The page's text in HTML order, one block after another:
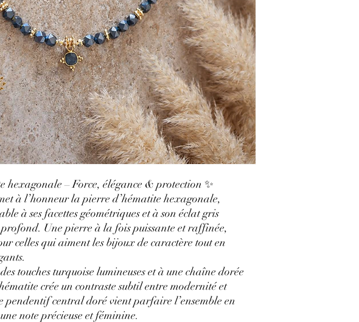
hexagonale – Force, élégance & protection ✨
à l’honneur la pierre d’hématite hexagonale,
à ses facettes géométriques et à son éclat gris
Une pierre à la fois puissante et raffinée,
celles qui aiment les bijoux de caractère tout en
touches turquoise lumineuses et à une chaîne dorée
crée un contraste subtil entre modernité et
pendentif central doré vient parfaire l’ensemble en
note précieuse et féminine.